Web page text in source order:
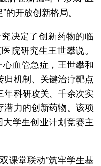
开放创新格局。
决定了创新药物的临
院研究生王世攀说。
血管急症，王世攀和
归机制、关键治疗靶点
科研攻关、千余次实
力的创新药物。该项
大学生创业计划竞赛主
课堂联动”筑牢学生基